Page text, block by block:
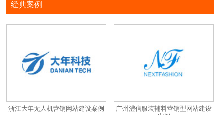
经典案例
浙江大年无人机营销网站建设案例
广州澧信服装辅料营销型网站建设